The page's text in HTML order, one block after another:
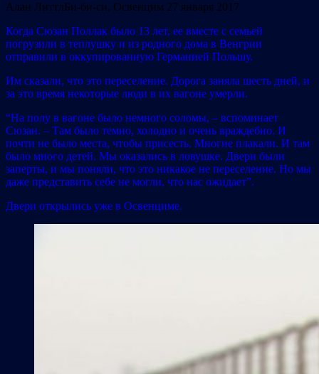
Алан ЛиттлБи-би-си, Освенцим 27 января 2017
Когда Сюзан Поллак было 13 лет, ее вместе с семьей
погрузили в теплушку и из родного дома в Венгрии
отправили в оккупированную Германией Польшу.
Им сказали, что это переселение. Дорога заняла шесть дней, и
за это время некоторые люди в их вагоне умерли.
“На полу в вагоне было немного соломы, – вспоминает
Сюзан. – Там было темно, холодно и очень враждебно. И
почти не было места, чтобы присесть. Многие плакали. И там
было много детей. Мы оказались в ловушке. Двери были
заперты, и мы поняли, что это никакое не переселение. Но мы
даже представить себе не могли, что нас ожидает”.
Двери открылись уже в Освенциме.